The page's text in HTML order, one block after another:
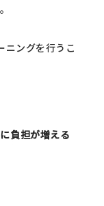
ニングを行うこ
負担が増える